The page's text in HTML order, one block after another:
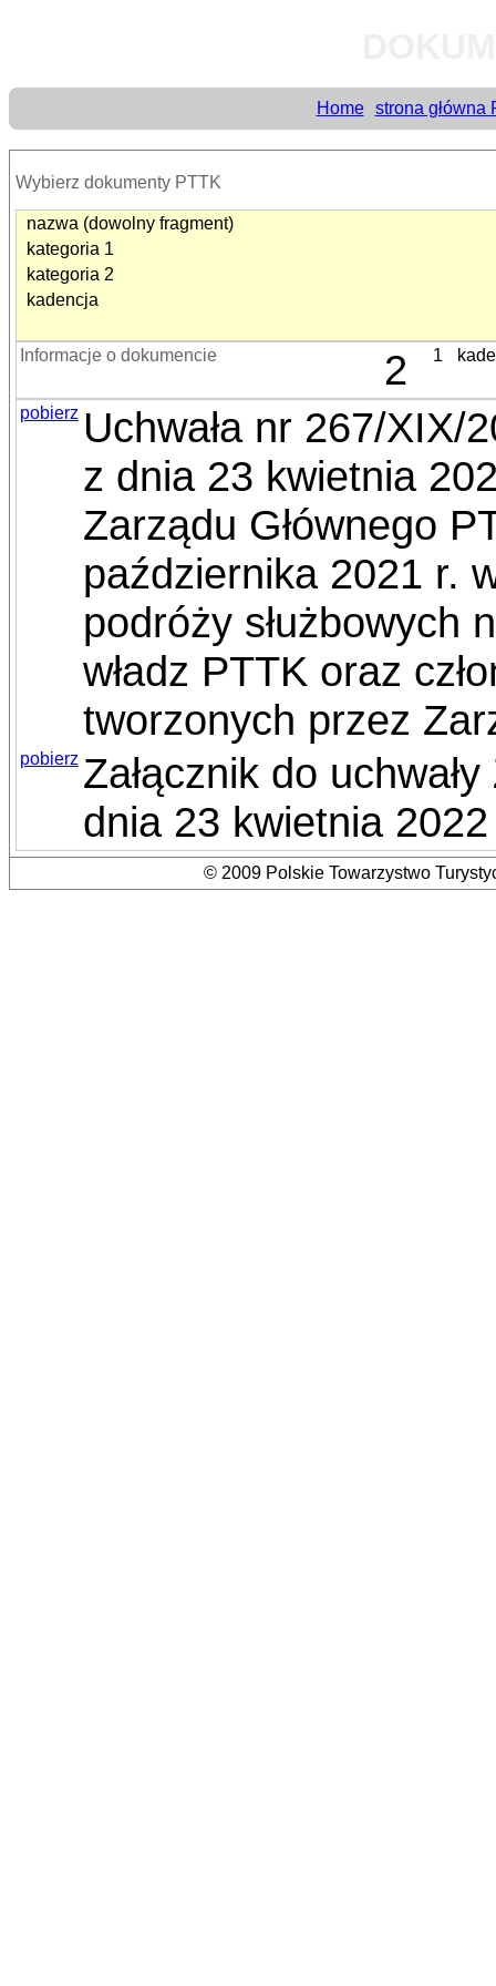
Home strona główna
Wybierz dokumenty PTTK
nazwa (dowolny fragment)
kategoria 1
kategoria 2
kadencja
Informacje o dokumencie 2 1
pobierz Uchwała nr 267/XIX/
z dnia 23 kwietnia
Zarządu Głównego
października 2021 r.
podróży służbowych
władz PTTK oraz
tworzonych przez
pobierz Załącznik do
dnia 23 kwietnia
© 2009 Polskie Towarzystwo